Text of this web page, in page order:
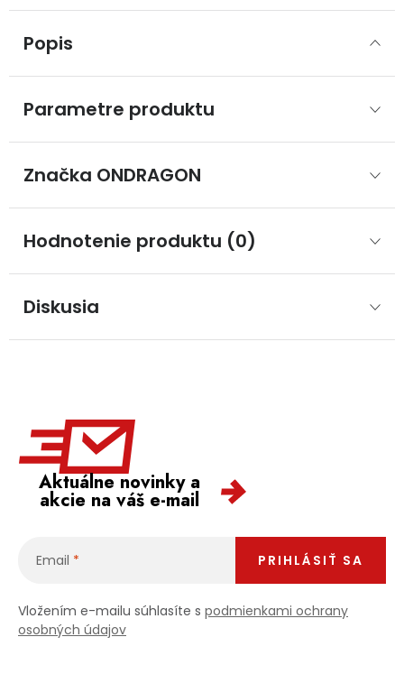
Popis
Parametre produktu
Značka ONDRAGON
Hodnotenie produktu (0)
Diskusia
Aktuálne novinky a
akcie na váš e-mail
Email
Vložením e-mailu súhlasíte s podmienkami ochrany
osobných údajov
PRIHLÁSIŤ SA